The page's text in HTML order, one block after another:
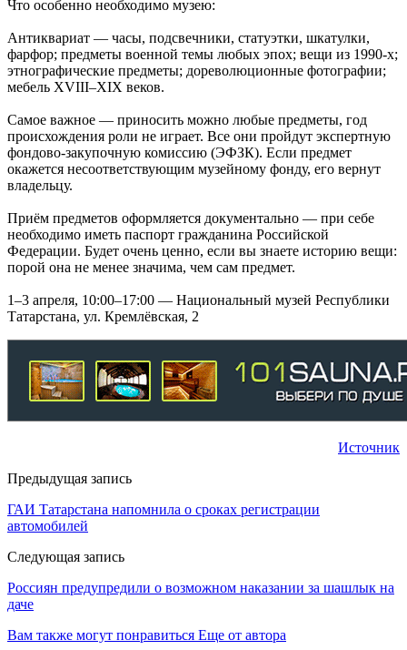
Что особенно необходимо музею:
Антиквариат — часы, подсвечники, статуэтки, шкатулки,
фарфор; предметы военной темы любых эпох; вещи из 1990-х;
этнографические предметы; дореволюционные фотографии;
мебель XVIII–XIX веков.
Самое важное — приносить можно любые предметы, год
происхождения роли не играет. Все они пройдут экспертную
фондово-закупочную комиссию (ЭФЗК). Если предмет
окажется несоответствующим музейному фонду, его вернут
владельцу.
Приём предметов оформляется документально — при себе
необходимо иметь паспорт гражданина Российской
Федерации. Будет очень ценно, если вы знаете историю вещи:
порой она не менее значима, чем сам предмет.
1–3 апреля, 10:00–17:00 — Национальный музей Республики
Татарстана, ул. Кремлёвская, 2
Источник
Предыдущая запись
ГАИ Татарстана напомнила о сроках регистрации
автомобилей
Следующая запись
Россиян предупредили о возможном наказании за шашлык на
даче
Вам также могут понравиться Еще от автора